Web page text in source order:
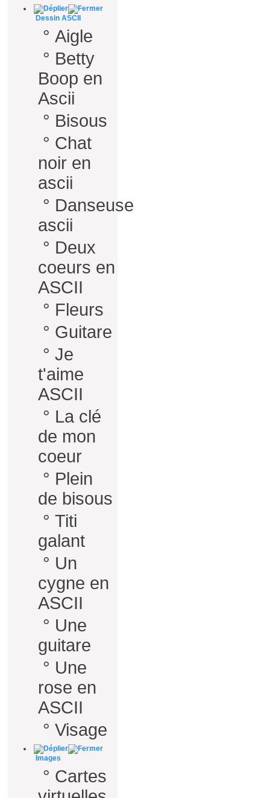
Dessin ASCII
° Aigle
° Betty
Boop en
Ascii
° Bisous
° Chat
noir en
ascii
° Danseuse
ascii
° Deux
coeurs en
ASCII
° Fleurs
° Guitare
° Je
t'aime
ASCII
° La clé
de mon
coeur
° Plein
de bisous
° Titi
galant
° Un
cygne en
ASCII
° Une
guitare
° Une
rose en
ASCII
° Visage
Images
° Cartes